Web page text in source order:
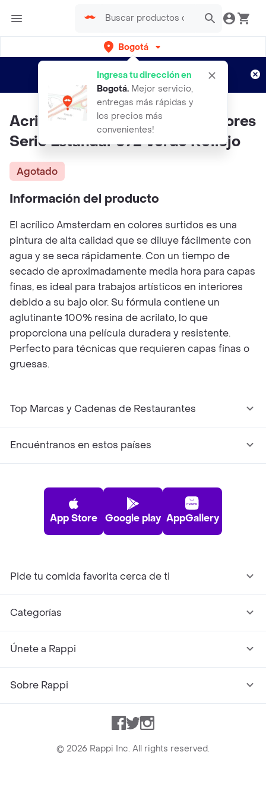
Bogotá
Ingresa tu dirección en
Bogotá. Mejor servicio,
entregas más rápidas y
los precios más
convenientes!
envíos gratis por semanas
Aplican TyC
Acrilico Amsterdam 120 Ml Colores
Serie Estandar 672 Verde Reflejo
Agotado
Información del producto
El acrílico Amsterdam en colores surtidos es una
pintura de alta calidad que se diluye fácilmente con
agua y se seca rápidamente. Con un tiempo de
secado de aproximadamente media hora para capas
finas, es ideal para trabajos artísticos en interiores
debido a su bajo olor. Su fórmula contiene un
aglutinante 100% resina de acrilato, lo que
proporciona una película duradera y resistente.
Perfecto para técnicas que requieren capas finas o
gruesas.
Top Marcas y Cadenas de Restaurantes
Encuéntranos en estos países
App Store Google play AppGallery
Pide tu comida favorita cerca de ti
Categorías
Únete a Rappi
Sobre Rappi
Facebook
TwitterInstagram
© 2026 Rappi Inc. All rights reserved.